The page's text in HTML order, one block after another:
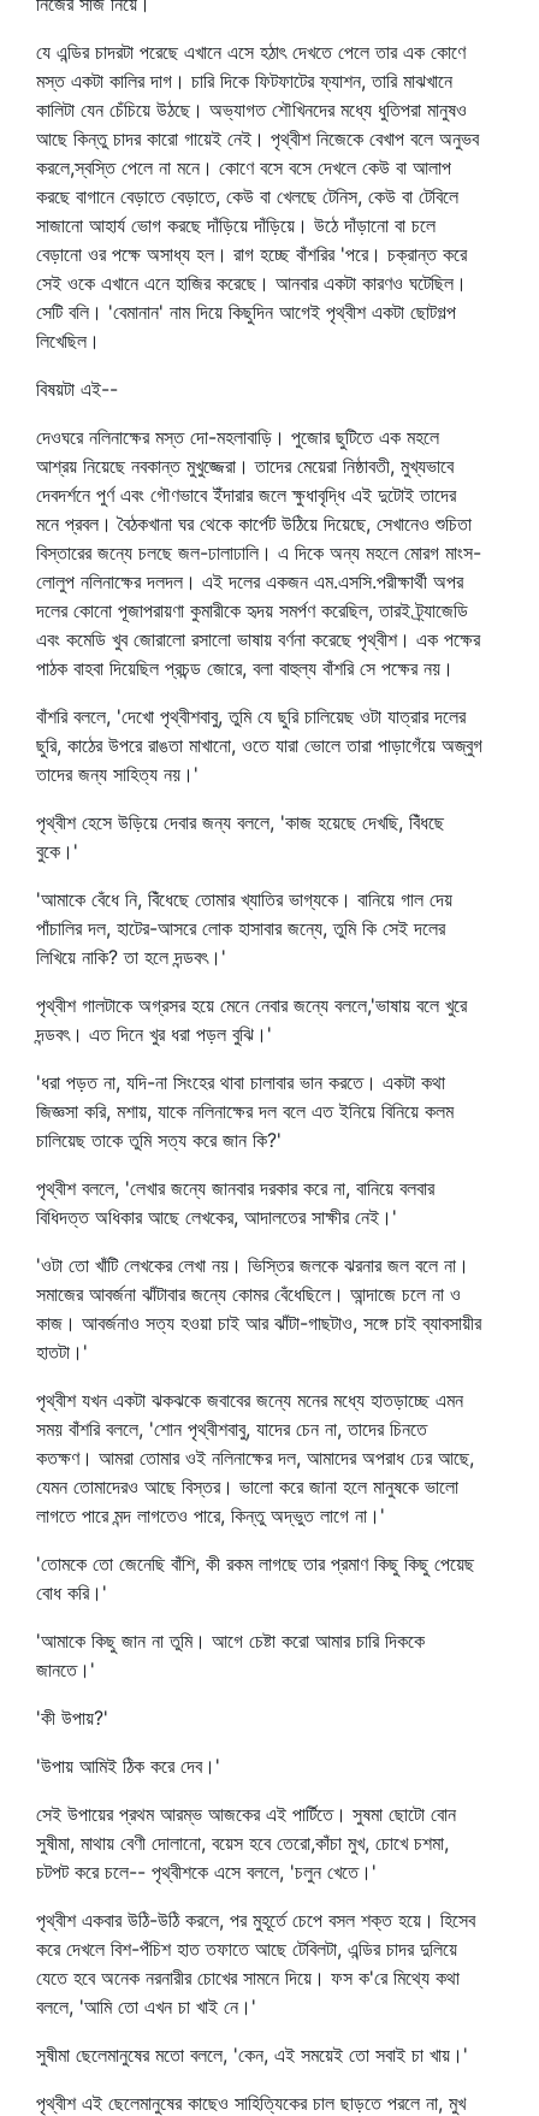
যে এন্ডির চাদরটা পরেছে এখানে এসে হঠাৎ দেখতে পেলে তার এক কোণে
মস্ত একটা কালির দাগ। চারি দিকে ফিটফাটের ফ্যাশন, তারি মাঝখানে
কালিটা যেন চেঁচিয়ে উঠছে। অভ্যাগত শৌখিনদের মধ্যে ধুতিপরা মানুষও
আছে কিন্তু চাদর কারো গায়েই নেই। পৃথ্বীশ নিজেকে বেখাপ বলে অনুভব
করলে,স্বস্তি পেলে না মনে। কোণে বসে বসে দেখলে কেউ বা আলাপ
করছে বাগানে বেড়াতে বেড়াতে, কেউ বা খেলছে টেনিস, কেউ বা টেবিলে
সাজানো আহার্য ভোগ করছে দাঁড়িয়ে দাঁড়িয়ে। উঠে দাঁড়ানো বা চলে
বেড়ানো ওর পক্ষে অসাধ্য হল। রাগ হচ্ছে বাঁশরির 'পরে। চক্রান্ত করে
সেই ওকে এখানে এনে হাজির করেছে। আনবার একটা কারণও ঘটেছিল।
সেটি বলি। 'বেমানান' নাম দিয়ে কিছুদিন আগেই পৃথ্বীশ একটা ছোটগল্প
লিখেছিল।
বিষয়টা এই--
দেওঘরে নলিনাক্ষের মস্ত দো-মহলাবাড়ি। পুজোর ছুটিতে এক মহলে
আশ্রয় নিয়েছে নবকান্ত মুখুজ্জেরা। তাদের মেয়েরা নিষ্ঠাবতী, মুখ্যভাবে
দেবদর্শনে পুর্ণ এবং গৌণভাবে ইঁদারার জলে ক্ষুধাবৃদ্ধি এই দুটোই তাদের
মনে প্রবল। বৈঠকখানা ঘর থেকে কার্পেট উঠিয়ে দিয়েছে, সেখানেও শুচিতা
বিস্তারের জন্যে চলছে জল-ঢালাঢালি। এ দিকে অন্য মহলে মোরগ মাংস-
লোলুপ নলিনাক্ষের দলদল। এই দলের একজন এম.এসসি.পরীক্ষার্থী অপর
দলের কোনো পূজাপরায়ণা কুমারীকে হৃদয় সমর্পণ করেছিল, তারই ট্র্যাজেডি
এবং কমেডি খুব জোরালো রসালো ভাষায় বর্ণনা করেছে পৃথ্বীশ। এক পক্ষের
পাঠক বাহবা দিয়েছিল প্রচন্ড জোরে, বলা বাহুল্য বাঁশরি সে পক্ষের নয়।
বাঁশরি বললে, 'দেখো পৃথ্বীশবাবু, তুমি যে ছুরি চালিয়েছ ওটা যাত্রার দলের
ছুরি, কাঠের উপরে রাঙতা মাখানো, ওতে যারা ভোলে তারা পাড়াগেঁয়ে অজ্‌বুগ
তাদের জন্য সাহিত্য নয়।'
পৃথ্বীশ হেসে উড়িয়ে দেবার জন্য বললে, 'কাজ হয়েছে দেখছি, বিঁধছে
বুকে।'
'আমাকে বেঁধে নি, বিঁধেছে তোমার খ্যাতির ভাগ্যকে। বানিয়ে গাল দেয়
পাঁচালির দল, হাটের-আসরে লোক হাসাবার জন্যে, তুমি কি সেই দলের
লিখিয়ে নাকি? তা হলে দন্ডবৎ।'
পৃথ্বীশ গালটাকে অগ্রসর হয়ে মেনে নেবার জন্যে বললে,'ভাষায় বলে খুরে
দন্ডবৎ। এত দিনে খুর ধরা পড়ল বুঝি।'
'ধরা পড়ত না, যদি-না সিংহের থাবা চালাবার ভান করতে। একটা কথা
জিজ্ঞসা করি, মশায়, যাকে নলিনাক্ষের দল বলে এত ইনিয়ে বিনিয়ে কলম
চালিয়েছ তাকে তুমি সত্য করে জান কি?'
পৃথ্বীশ বললে, 'লেখার জন্যে জানবার দরকার করে না, বানিয়ে বলবার
বিধিদত্ত অধিকার আছে লেখকের, আদালতের সাক্ষীর নেই।'
'ওটা তো খাঁটি লেখকের লেখা নয়। ভিস্তির জলকে ঝরনার জল বলে না।
সমাজের আবর্জনা ঝাঁটাবার জন্যে কোমর বেঁধেছিলে। আন্দাজে চলে না ও
কাজ। আবর্জনাও সত্য হওয়া চাই আর ঝাঁটা-গাছটাও, সঙ্গে চাই ব্যাবসায়ীর
হাতটা।'
পৃথ্বীশ যখন একটা ঝকঝকে জবাবের জন্যে মনের মধ্যে হাতড়াচ্ছে এমন
সময় বাঁশরি বললে, 'শোন পৃথ্বীশবাবু, যাদের চেন না, তাদের চিনতে
কতক্ষণ। আমরা তোমার ওই নলিনাক্ষের দল, আমাদের অপরাধ ঢের আছে,
যেমন তোমাদেরও আছে বিস্তর। ভালো করে জানা হলে মানুষকে ভালো
লাগতে পারে মন্দ লাগতেও পারে, কিন্তু অদ্ভুত লাগে না।'
'তোমকে তো জেনেছি বাঁশি, কী রকম লাগছে তার প্রমাণ কিছু কিছু পেয়েছ
বোধ করি।'
'আমাকে কিছু জান না তুমি। আগে চেষ্টা করো আমার চারি দিককে
জানতে।'
'কী উপায়?'
'উপায় আমিই ঠিক করে দেব।'
সেই উপায়ের প্রথম আরম্ভ আজকের এই পার্টিতে। সুষমা ছোটো বোন
সুষীমা, মাথায় বেণী দোলানো, বয়েস হবে তেরো,কাঁচা মুখ, চোখে চশমা,
চটপট করে চলে-- পৃথ্বীশকে এসে বললে, 'চলুন খেতে।'
পৃথ্বীশ একবার উঠি-উঠি করলে, পর মুহূর্তে চেপে বসল শক্ত হয়ে। হিসেব
করে দেখলে বিশ-পঁচিশ হাত তফাতে আছে টেবিলটা, এন্ডির চাদর দুলিয়ে
যেতে হবে অনেক নরনারীর চোখের সামনে দিয়ে। ফস ক'রে মিথ্যে কথা
বললে, 'আমি তো এখন চা খাই নে।'
সুষীমা ছেলেমানুষের মতো বললে, 'কেন, এই সময়েই তো সবাই চা খায়।'
পৃথ্বীশ এই ছেলেমানুষের কাছেও সাহিত্যিকের চাল ছাড়তে পরলে না, মুখ